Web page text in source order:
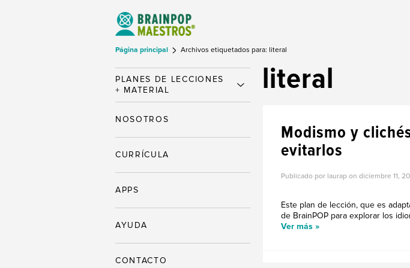
Página principal Archivos etiquetados para: literal
literal
Modismo y
evitarlos
Publicado por laurap on diciembre 11,
Este plan de lección, que es
de BrainPOP para explorar los
Ver más »
PLANES DE LECCIONES
+ MATERIAL
NOSOTROS
CURRÍCULA
APPS
AYUDA
CONTACTO